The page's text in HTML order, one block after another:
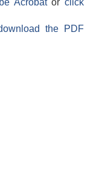
Acrobatorclick
the PDF